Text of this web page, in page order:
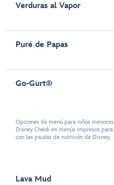
Verduras al Vapor
Puré de Papas
Go-Gurt®
Opciones de menú para niños
Disney Check en menús impresos
con las pautas de nutrición de Disney.
Lava Mud